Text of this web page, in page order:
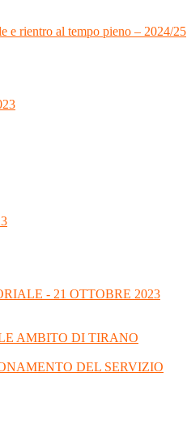
e rientro al tempo pieno – 2024/25
- 21 OTTOBRE 2023
AMBITO DI TIRANO
DEL SERVIZIO